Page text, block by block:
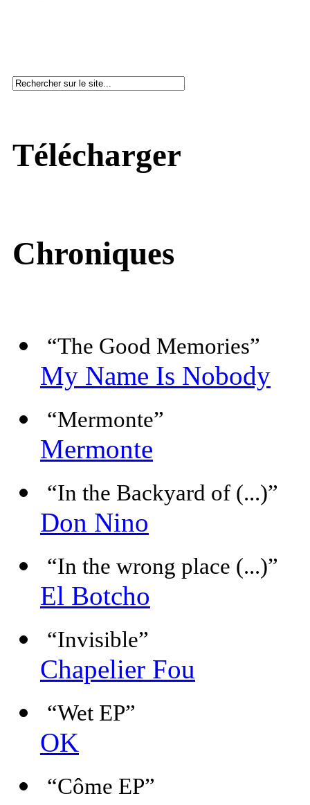
Télécharger
Chroniques
“The Good Memories”
My Name Is Nobody
“Mermonte”
Mermonte
“In the Backyard of (...)”
Don Nino
“In the wrong place (...)”
El Botcho
“Invisible”
Chapelier Fou
“Wet EP”
OK
“Côme EP”